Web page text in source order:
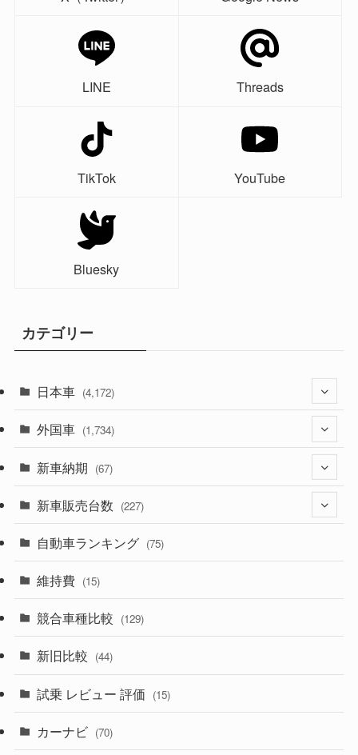
LINE Threads
TikTok YouTube
Bluesky
カテゴリー
日本車 (4,172)
(1,321)
(329)
(357)
(328)
(194)
(230)
(253)
外国車 (1,734)
(242)
(85)
(84)
(14)
(222)
(50)
(58)
新車納期 (67)
(28)
(8)
(3)
(3)
(5)
(1)
新車販売台数 (227)
(21)
(5)
(7)
(5)
自動車ランキング (75)
維持費 (15)
競合車種比較 (129)
新旧比較 (44)
試乗 レビュー 評価 (15)
カーナビ (70)